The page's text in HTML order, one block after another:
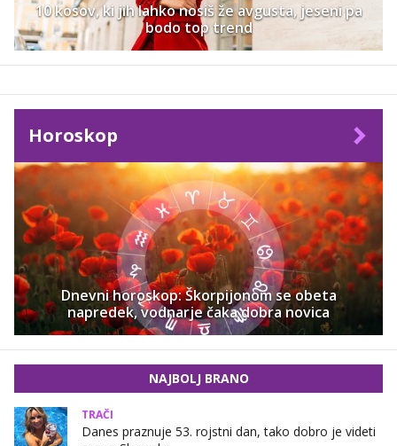
10 kosov, ki jih lahko nosiš že avgusta, jeseni pa
bodo top trend
Horoskop
Dnevni horoskop: Škorpijonom se obeta
napredek, vodnarje čaka dobra novica
NAJBOLJ BRANO
TRAČI
Danes praznuje 53. rojstni dan, tako dobro je videti